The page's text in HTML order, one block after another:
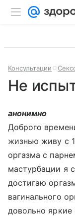
Консультации
Не
анонимно
Доброго
жизнью живу с
оргазма с
мастурбации я
достигаю
вагинального
довольно